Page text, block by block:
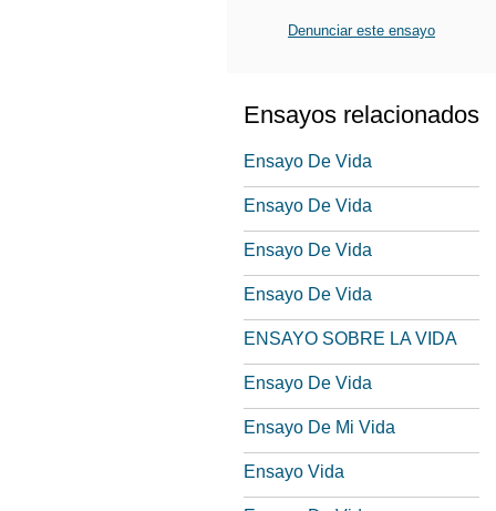
Denunciar este ensayo
Ensayos relacionados
Ensayo De Vida
Ensayo De Vida
Ensayo De Vida
Ensayo De Vida
ENSAYO SOBRE LA VIDA
Ensayo De Vida
Ensayo De Mi Vida
Ensayo Vida